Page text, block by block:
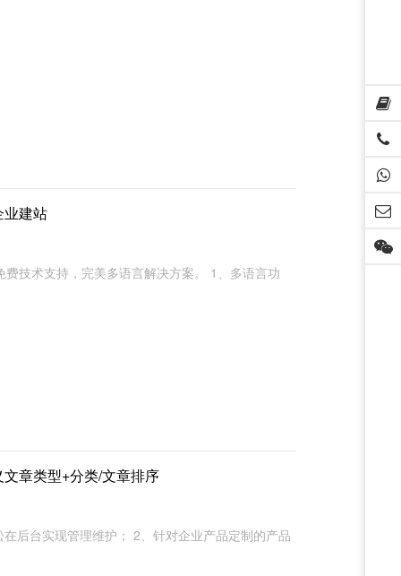
业建站
技术支持，完美多语言解决方案。 1、多语言功
章类型+分类/文章排序
后台实现管理维护； 2、针对企业产品定制的产品